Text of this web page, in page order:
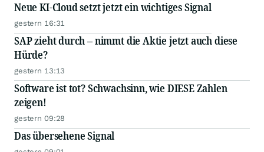
Neue KI-Cloud setzt jetzt ein wichtiges Signal
gestern 16:31
SAP zieht durch – nimmt die Aktie jetzt auch diese
Hürde?
gestern 13:13
Software ist tot? Schwachsinn, wie DIESE Zahlen
zeigen!
gestern 09:28
Das übersehene Signal